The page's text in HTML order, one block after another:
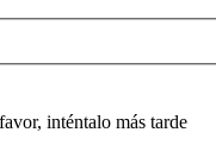
inténtalo más tarde